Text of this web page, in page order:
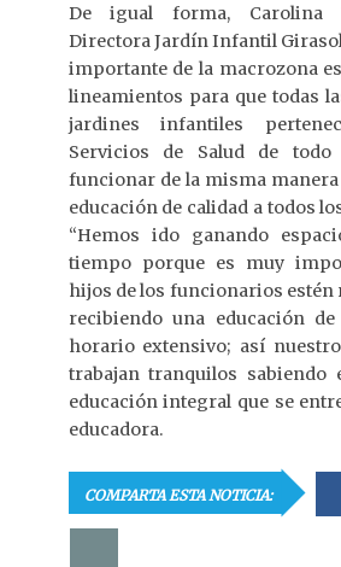
De igual forma, Carolina
Directora Jardín Infantil
importante de la macrozona
lineamientos para que todas
jardines infantiles
Servicios de Salud de todo
funcionar de la misma
educación de calidad a todos
“Hemos ido ganando
tiempo porque es muy
hijos de los funcionarios estén
recibiendo una educación
horario extensivo; así
trabajan tranquilos sabiendo
educación integral que se
educadora.
COMPARTA ESTA NOTICIA: